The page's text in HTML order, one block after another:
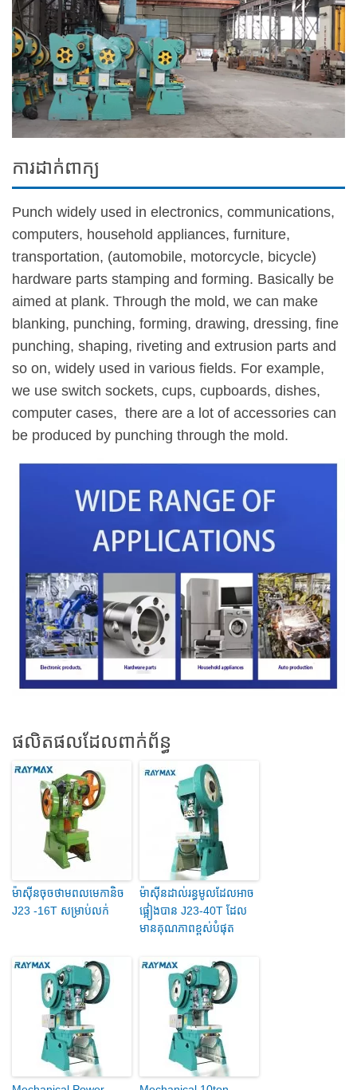
ការដាក់ពាក្យ
Punch widely used in electronics, communications,
computers, household appliances, furniture,
transportation, (automobile, motorcycle, bicycle)
hardware parts stamping and forming. Basically be
aimed at plank. Through the mold, we can make
blanking, punching, forming, drawing, dressing, fine
punching, shaping, riveting and extrusion parts and
so on, widely used in various fields. For example,
we use switch sockets, cups, cupboards, dishes,
computer cases, there are a lot of accessories can
be produced by punching through the mold.
ផលិតផលដែលពាក់ព័ន្ធ
ម៉ាស៊ីនចុចថាមពលមេកានិច
J23 -16T សម្រាប់លក់
ម៉ាស៊ីនដាល់រន្ធមូលដែលអាច
ផ្អៀងបាន J23-40T ដែល
មានគុណភាពខ្ពស់បំផុត